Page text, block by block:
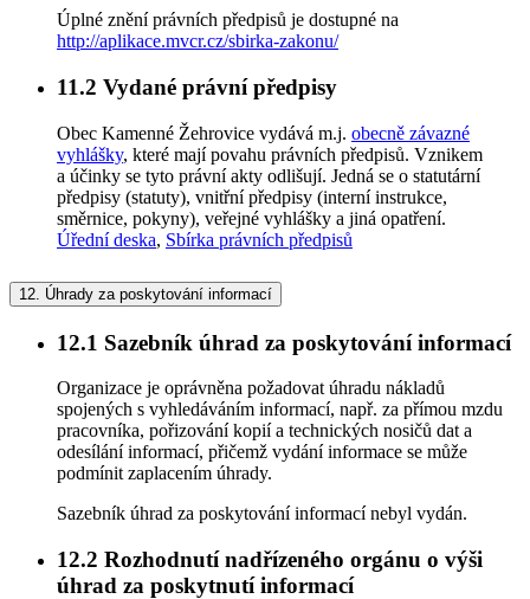
Úplné znění právních předpisů je dostupné na
http://aplikace.mvcr.cz/sbirka-zakonu/
11.2 Vydané právní předpisy
Obec Kamenné Žehrovice vydává m.j. obecně závazné
vyhlášky, které mají povahu právních předpisů. Vznikem
a účinky se tyto právní akty odlišují. Jedná se o statutární
předpisy (statuty), vnitřní předpisy (interní instrukce,
směrnice, pokyny), veřejné vyhlášky a jiná opatření.
Úřední deska, Sbírka právních předpisů
12. Úhrady za poskytování informací
12.1 Sazebník úhrad za poskytování informací
Organizace je oprávněna požadovat úhradu nákladů
spojených s vyhledáváním informací, např. za přímou mzdu
pracovníka, pořizování kopií a technických nosičů dat a
odesílání informací, přičemž vydání informace se může
podmínit zaplacením úhrady.
Sazebník úhrad za poskytování informací nebyl vydán.
12.2 Rozhodnutí nadřízeného orgánu o výši
úhrad za poskytnutí informací